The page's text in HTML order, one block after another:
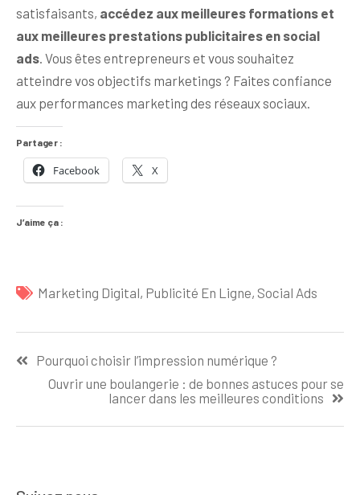
satisfaisants, accédez aux meilleures formations et
aux meilleures prestations publicitaires en social
ads. Vous êtes entrepreneurs et vous souhaitez
atteindre vos objectifs marketings ? Faites confiance
aux performances marketing des réseaux sociaux.
Partager :
Facebook X
J’aime ça :
Marketing Digital, Publicité En Ligne, Social Ads
Pourquoi choisir l’impression numérique ?
Ouvrir une boulangerie : de bonnes astuces pour se
lancer dans les meilleures conditions